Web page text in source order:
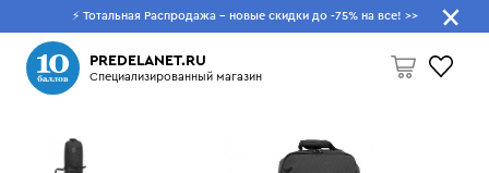
⚡ Тотальная Распродажа - новые скидки до -75% на все! >>
PREDELANET.RU
Специализированный магазин
Пусто
Что будем искать?